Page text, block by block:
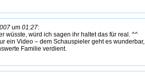
um 01:27:
wüsste, würd ich sagen ihr haltet das für real. ^^
ein Video – dem Schauspieler geht es wunderbar,
Familie verdient.